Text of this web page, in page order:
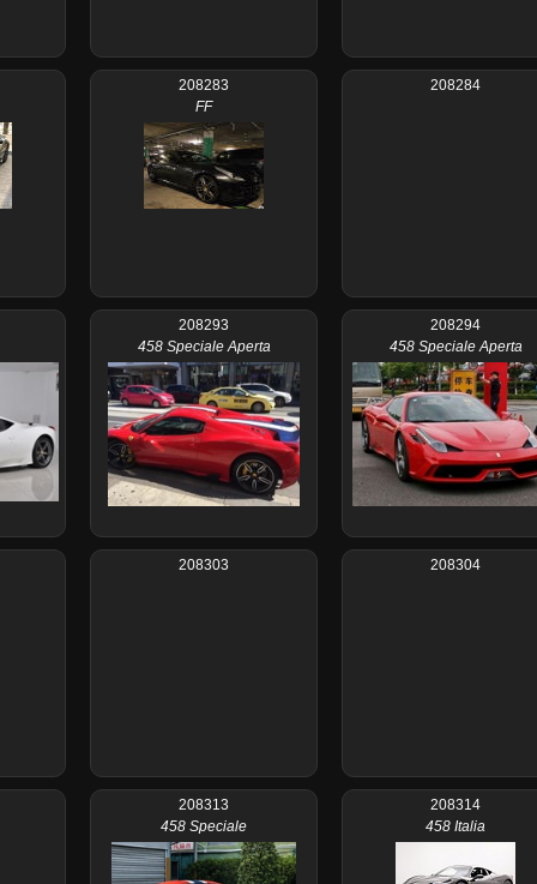
208283
FF
208284
208293
458 Speciale Aperta
208294
458 Speciale Aperta
208303 208304
208313
458 Speciale
208314
458 Italia